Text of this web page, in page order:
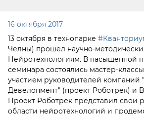
16 октября 2017
13 октября в технопарке
Челны) прошел научно-
Нейротехнологиям. В насыщенной
семинара состоялись мастер-
участием руководителей компаний
Девелопмент" (проект Роботрек) и
Проект Роботрек представил свои
области нейротехнологий и